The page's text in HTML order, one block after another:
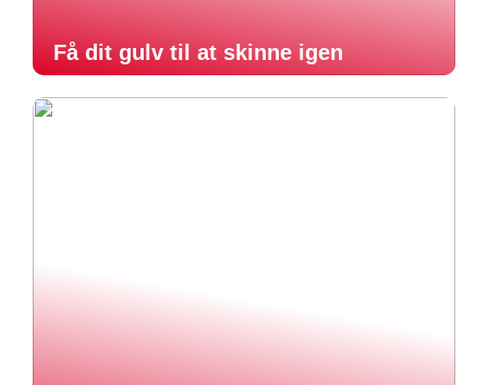
Få dit gulv til at skinne igen